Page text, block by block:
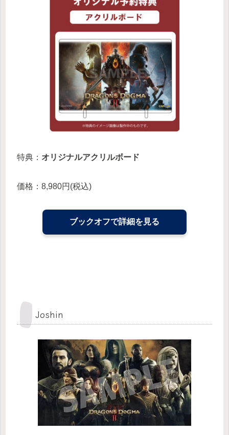
特典： オリジナルアクリルボード
価格：8,980円(税込)
ブックオフで詳細を見る
Joshin